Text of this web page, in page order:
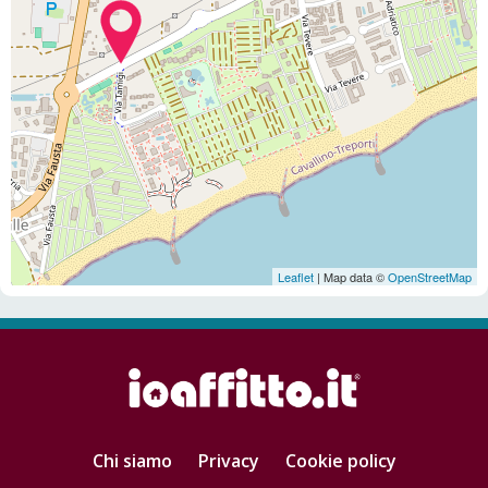
Leaflet | Map data ©OpenStreetMap
Chi siamo Privacy Cookie policy